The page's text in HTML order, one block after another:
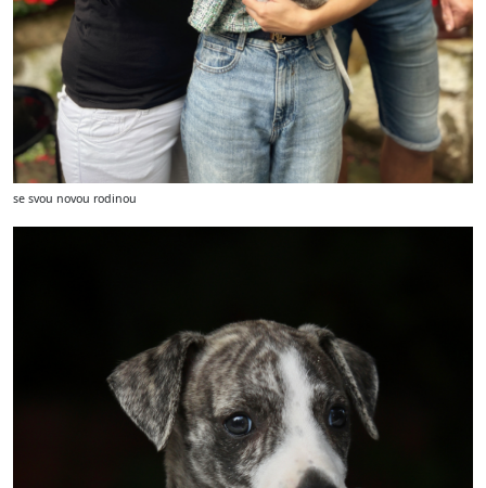
se svou novou rodinou